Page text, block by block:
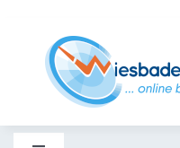
content